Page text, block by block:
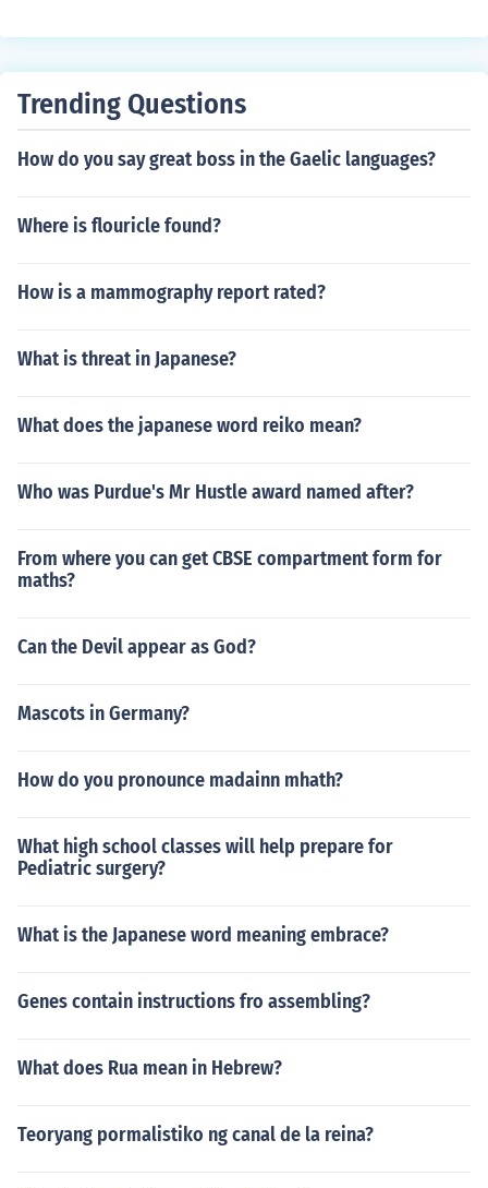
pagkakakilanlan. Maraming tao ang naniniwala na ang
n ay nagtataguyod ng multilingguwalismo at ang pagp
anilang pagkakaiba-iba at kasaysayan.
Trending Questions
How do you say great boss in the Gaelic languages?
Where is flouricle found?
How is a mammography report rated?
What is threat in Japanese?
What does the japanese word reiko mean?
Who was Purdue's Mr Hustle award named after?
From where you can get CBSE compartment form for
maths?
Can the Devil appear as God?
Mascots in Germany?
How do you pronounce madainn mhath?
What high school classes will help prepare for
Pediatric surgery?
What is the Japanese word meaning embrace?
Genes contain instructions fro assembling?
What does Rua mean in Hebrew?
Teoryang pormalistiko ng canal de la reina?